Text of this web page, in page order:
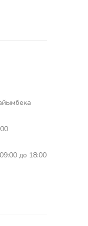
до 18:00